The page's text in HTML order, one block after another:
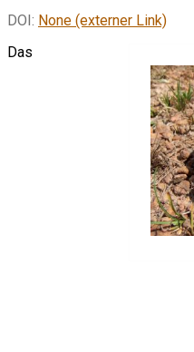
DOI: None (externer Link)
Das